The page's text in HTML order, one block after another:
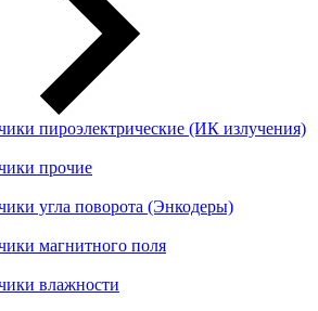
пироэлектрические (ИК излучения)
прочие
угла поворота (Энкодеры)
магнитного поля
влажности